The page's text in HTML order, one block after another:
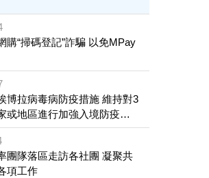
購“掃碼登記”詐騙 以免MPay
博拉病毒病防疫措施 維持對3
或地區進行加強入境防疫措
團隊落區走訪各社團 凝聚共
項工作